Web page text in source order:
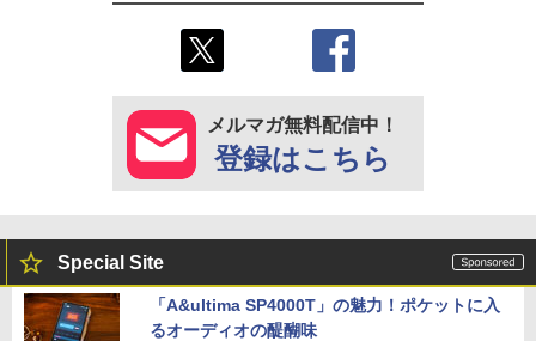
メルマガ無料配信中！
登録はこちら
Special Site
「A&ultima SP4000T」の魅力！ポケットに入
るオーディオの醍醐味